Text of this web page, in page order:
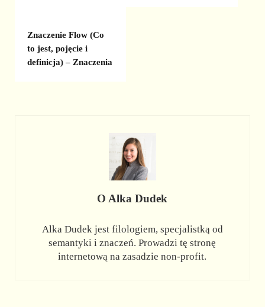
Znaczenie Flow (Co
to jest, pojęcie i
definicja) – Znaczenia
O Alka Dudek
Alka Dudek jest filologiem, specjalistką od
semantyki i znaczeń. Prowadzi tę stronę
internetową na zasadzie non-profit.